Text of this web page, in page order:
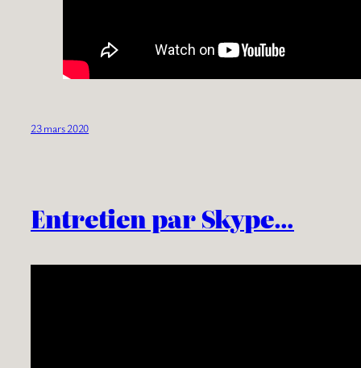
23 mars 2020
Entretien par Skype…